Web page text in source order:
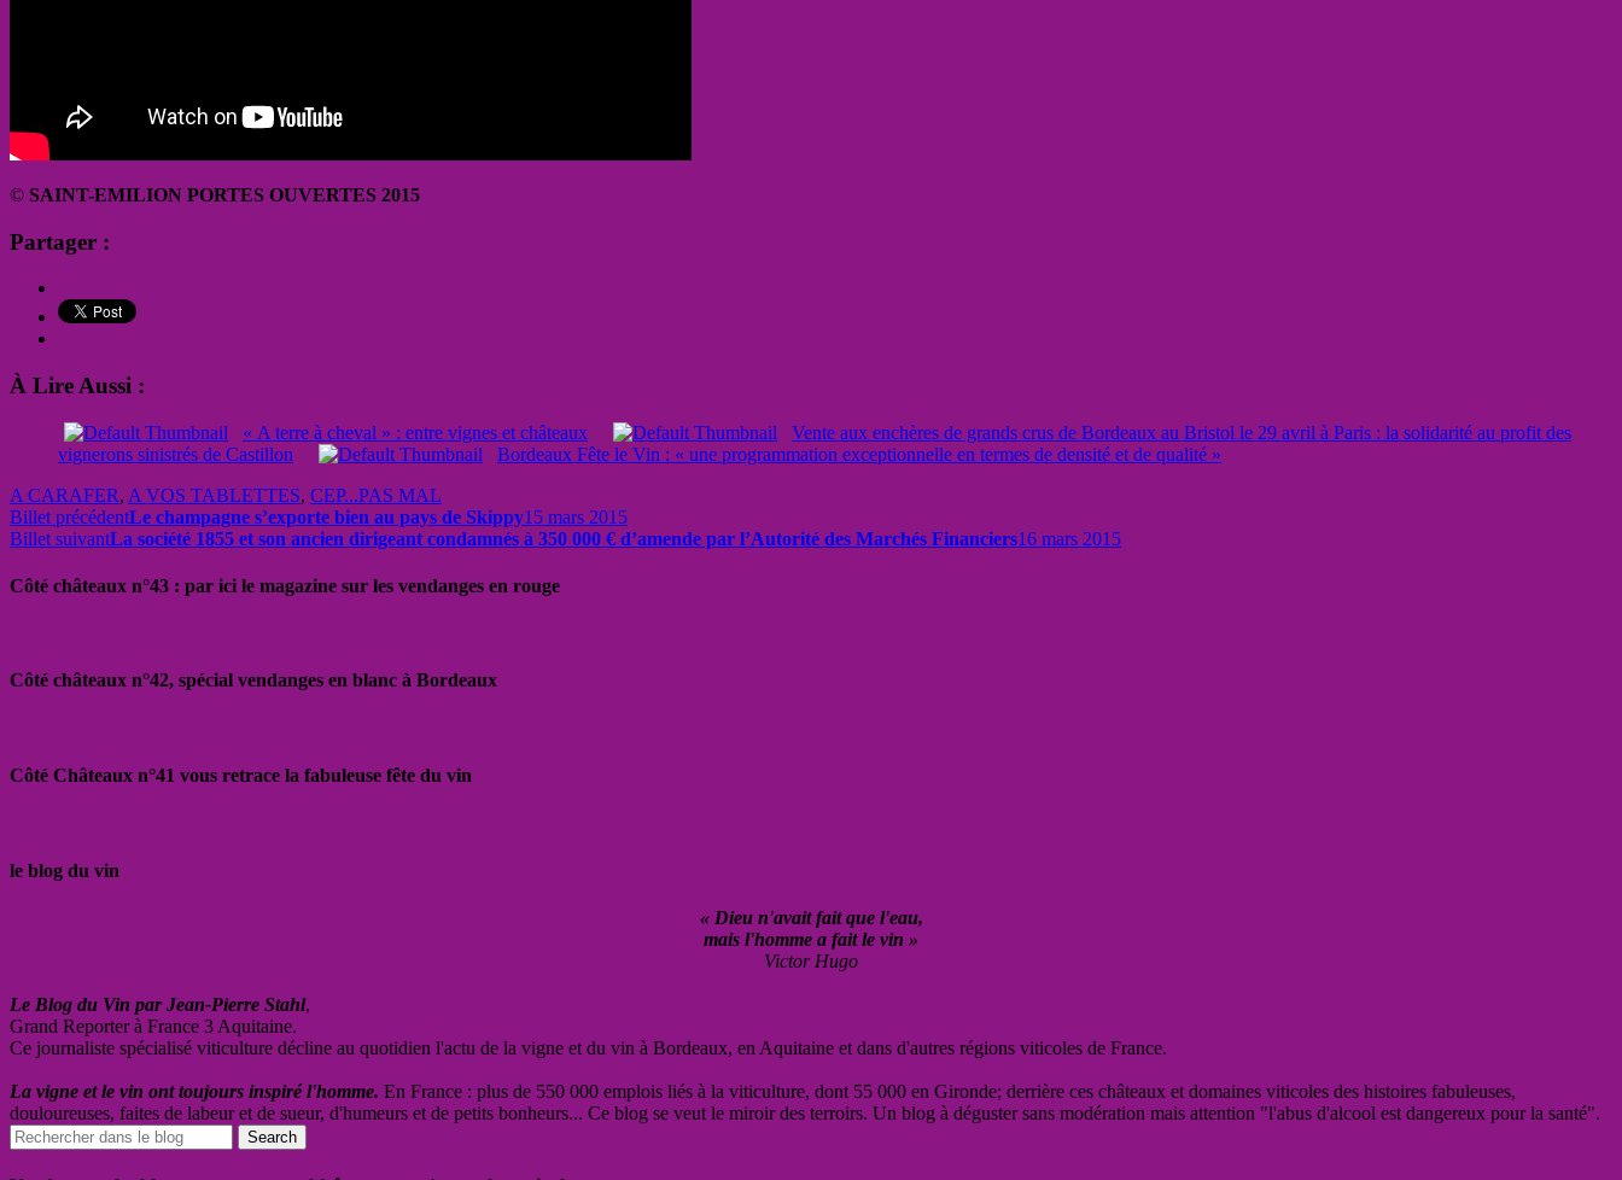
© SAINT-EMILION PORTES OUVERTES 2015
Partager :
À Lire Aussi :
« A terre à cheval » : entre vignes et châteaux
Vente aux enchères de grands crus de Bordeaux au Bristol le 29 avril à Paris : la solidarité au profit des
vignerons sinistrés de Castillon
Bordeaux Fête le Vin : « une programmation exceptionnelle en termes de densité et de qualité »
A CARAFER, A VOS TABLETTES, CEP...PAS MAL
Billet précédentLe champagne s’exporte bien au pays de Skippy15 mars 2015
Billet suivantLa société 1855 et son ancien dirigeant condamnés à 350 000 € d’amende par l’Autorité des Marchés Financiers16 mars 2015
Côté châteaux n°43 : par ici le magazine sur les vendanges en rouge
Côté châteaux n°42, spécial vendanges en blanc à Bordeaux
Côté Châteaux n°41 vous retrace la fabuleuse fête du vin
le blog du vin
« Dieu n'avait fait que l'eau,
mais l'homme a fait le vin »
Victor Hugo
Le Blog du Vin par Jean-Pierre Stahl,
Grand Reporter à France 3 Aquitaine.
Ce journaliste spécialisé viticulture décline au quotidien l'actu de la vigne et du vin à Bordeaux, en Aquitaine et dans d'autres régions viticoles de France.
La vigne et le vin ont toujours inspiré l'homme. En France : plus de 550 000 emplois liés à la viticulture, dont 55 000 en Gironde; derrière ces châteaux et domaines viticoles des histoires fabuleuses,
douloureuses, faites de labeur et de sueur, d'humeurs et de petits bonheurs... Ce blog se veut le miroir des terroirs. Un blog à déguster sans modération mais attention "l'abus d'alcool est dangereux pour la santé".